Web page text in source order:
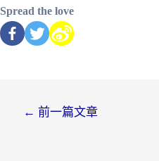
Spread the love
← 前一篇文章